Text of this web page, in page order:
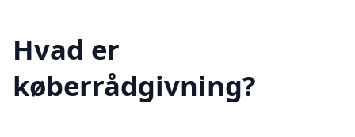
Hvad er
køberrådgivning?